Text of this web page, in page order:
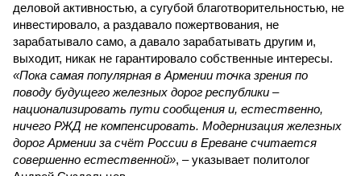
деловой активностью, а сугубой благотворительностью, не
инвестировало, а раздавало пожертвования, не
зарабатывало само, а давало зарабатывать другим и,
выходит, никак не гарантировало собственные интересы.
«Пока самая популярная в Армении точка зрения по
поводу будущего железных дорог рес­публики –
национализировать пути сообщения и, естественно,
ничего РЖД не компенсировать. Модернизация железных
дорог Армении за счёт России в Ереване считается
совершенно естественной», – указывает политолог